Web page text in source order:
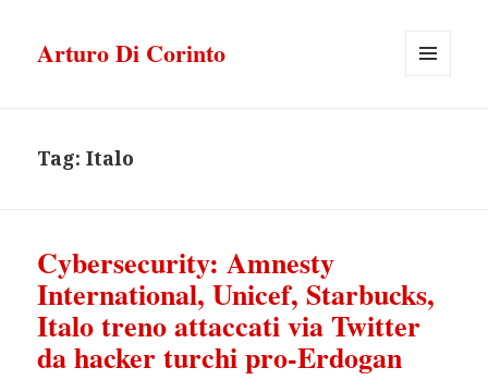
Arturo Di Corinto
Tag:Italo
Cybersecurity: Amnesty
International, Unicef, Starbucks,
Italo treno attaccati via Twitter
da hacker turchi pro-Erdogan